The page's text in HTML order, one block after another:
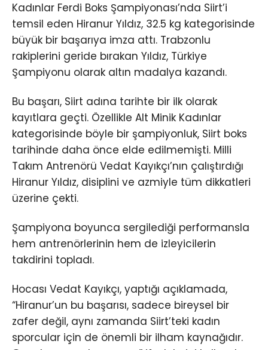
Kadınlar Ferdi Boks Şampiyonası’nda Siirt’i
temsil eden Hiranur Yıldız, 32.5 kg kategorisinde
büyük bir başarıya imza attı. Trabzonlu
rakiplerini geride bırakan Yıldız, Türkiye
Şampiyonu olarak altın madalya kazandı.
Bu başarı, Siirt adına tarihte bir ilk olarak
kayıtlara geçti. Özellikle Alt Minik Kadınlar
kategorisinde böyle bir şampiyonluk, Siirt boks
tarihinde daha önce elde edilmemişti. Milli
Takım Antrenörü Vedat Kayıkçı’nın çalıştırdığı
Hiranur Yıldız, disiplini ve azmiyle tüm dikkatleri
üzerine çekti.
Şampiyona boyunca sergilediği performansla
hem antrenörlerinin hem de izleyicilerin
takdirini topladı.
Hocası Vedat Kayıkçı, yaptığı açıklamada,
“Hiranur’un bu başarısı, sadece bireysel bir
zafer değil, aynı zamanda Siirt’teki kadın
sporcular için de önemli bir ilham kaynağıdır.